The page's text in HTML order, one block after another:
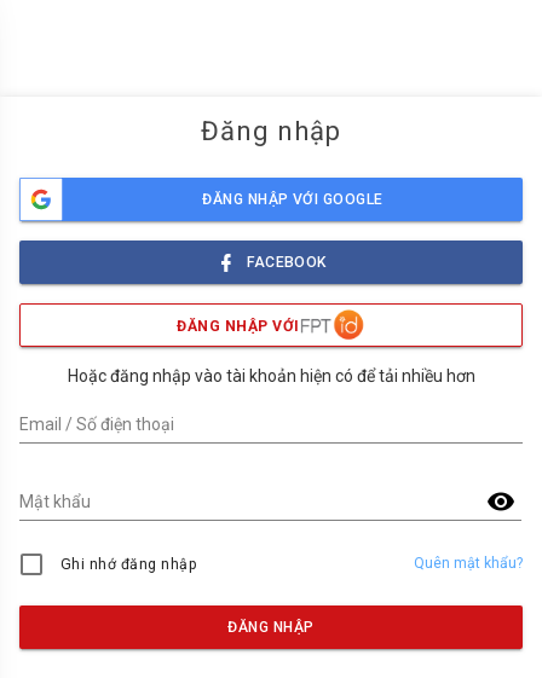
Đăng nhập
ĐĂNG NHẬP VỚI GOOGLE
FACEBOOK
ĐĂNG NHẬP VỚI
Hoặc đăng nhập vào tài khoản hiện có để tải nhiều hơn
Email / Số điện thoại
visibility
Mật khẩu
Ghi nhớ đăng nhập Quên mật khẩu?
ĐĂNG NHẬP